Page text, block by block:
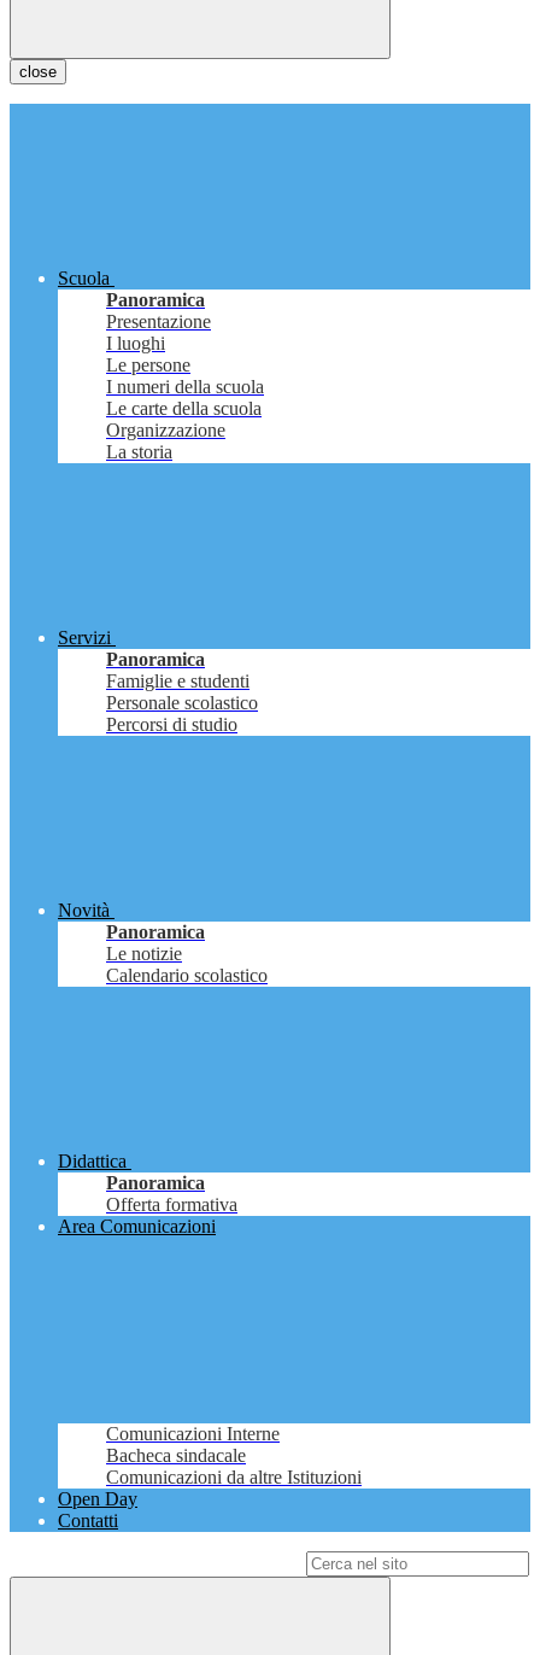
close
Scuola
Panoramica
Presentazione
I luoghi
Le persone
I numeri della scuola
Le carte della scuola
Organizzazione
La storia
Servizi
Panoramica
Famiglie e studenti
Personale scolastico
Percorsi di studio
Novità
Panoramica
Le notizie
Calendario scolastico
Didattica
Panoramica
Offerta formativa
Area Comunicazioni
Comunicazioni Interne
Bacheca sindacale
Comunicazioni da altre Istituzioni
Open Day
Contatti